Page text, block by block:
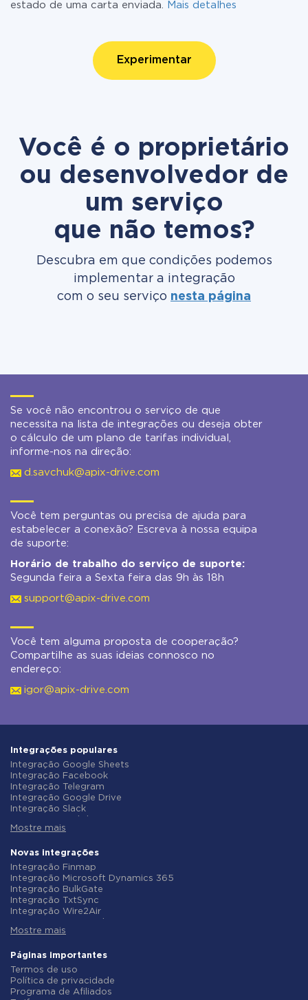
estado de uma carta enviada.
Mais detalhes
Experimentar
Você é o proprietário
ou desenvolvedor de
um serviço
que não temos?
Descubra em que condições podemos
implementar a integração
com o seu serviço nesta página
Se você não encontrou o serviço de que
necessita na lista de integrações ou deseja obter
o cálculo de um plano de tarifas individual,
informe-nos na direção:
d.savchuk@apix-drive.com
Você tem perguntas ou precisa de ajuda para
estabelecer a conexão? Escreva à nossa equipa
de suporte:
Horário de trabalho do serviço de suporte:
Segunda feira a Sexta feira das 9h às 18h
support@apix-drive.com
Você tem alguma proposta de cooperação?
Compartilhe as suas ideias connosco no
endereço:
igor@apix-drive.com
Integrações populares
Integração Google Sheets
Integração Facebook
Integração Telegram
Integração Google Drive
Integração Slack
Integração Gmail
Integração ClickUp
Integração Airtable
Integração Google Contacts
Integração OpenAI (ChatGPT)
Integração Instagram
Integração ActiveCampaign
Integração Typeform
Integração Salesforce CRM
Integração Notion
Integração AWeber
Integração Asana
Integração ZOHO CRM
Mostre mais
Novas integrações
Integração Finmap
Integração Microsoft Dynamics 365
Integração BulkGate
Integração TxtSync
Integração Wire2Air
Integração Infobip
Integração AtomPark
Integração TXTImpact
Integração Campaign Monitor
Integração CM.com
Mostre mais
Páginas importantes
Termos de uso
Política de privacidade
Programa de Afiliados